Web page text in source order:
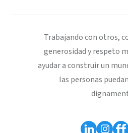
Trabajando con otros,
generosidad y respeto
ayudar a construir un
las personas